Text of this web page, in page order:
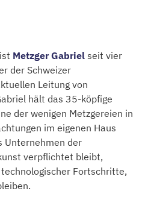
Metzger Gabriel seit vier
der Schweizer
Leitung von
hält das 35-köpfige
der wenigen Metzgereien in
im eigenen Haus
Unternehmen der
verpflichtet bleibt,
Fortschritte,